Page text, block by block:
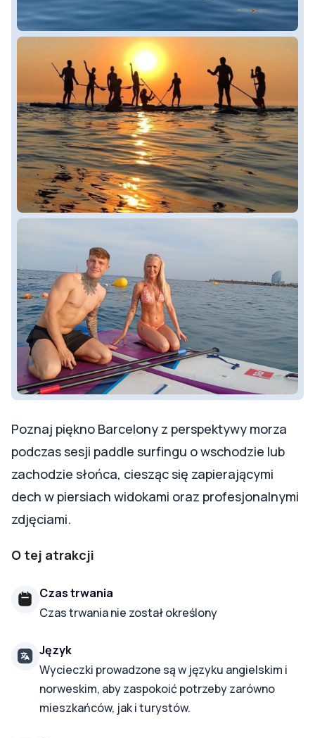
Poznaj piękno Barcelony z perspektywy morza
podczas sesji paddle surfingu o wschodzie lub
zachodzie słońca, ciesząc się zapierającymi
dech w piersiach widokami oraz profesjonalnymi
zdjęciami.
O tej atrakcji
Czas trwania
Czas trwania nie został określony
Język
Wycieczki prowadzone są w języku angielskim i
norweskim, aby zaspokoić potrzeby zarówno
mieszkańców, jak i turystów.